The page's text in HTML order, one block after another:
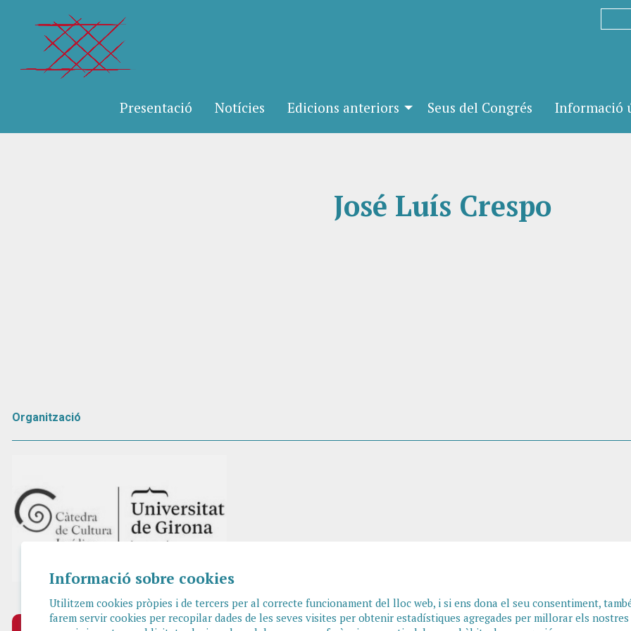
Presentació Notícies Edicions anteriors Seus del Congrés Informació
José Luís Crespo
Organització
Informació sobre cookies
Utilitzem cookies pròpies i de tercers per al correcte funcionament del lloc web, i si ens dona el seu consentiment,
farem servir cookies per recopilar dades de les seves visites per obtenir estadístiques agregades per millorar els nostres